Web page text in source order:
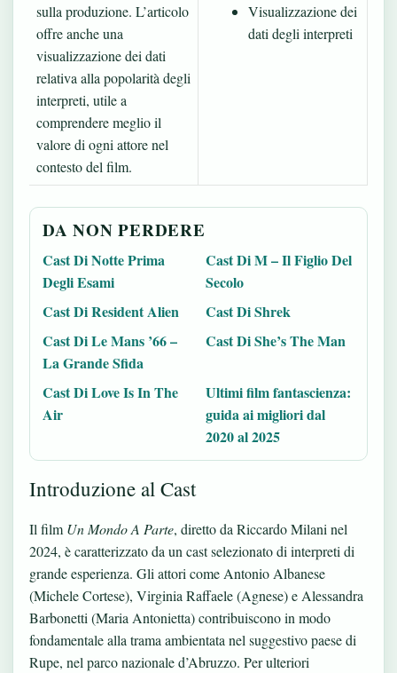
sulla produzione. L’articolo
offre anche una
visualizzazione dei dati
relativa alla popolarità degli
interpreti, utile a
comprendere meglio il
valore di ogni attore nel
contesto del film.
Visualizzazione dei
dati degli interpreti
DA NON PERDERE
Cast Di Notte Prima
Degli Esami
Cast Di M – Il Figlio Del
Secolo
Cast Di Resident Alien
Cast Di Shrek
Cast Di Le Mans ’66 –
La Grande Sfida
Cast Di She’s The Man
Cast Di Love Is In The
Air
Ultimi film fantascienza:
guida ai migliori dal
2020 al 2025
Introduzione al Cast
Il film Un Mondo A Parte, diretto da Riccardo Milani nel
2024, è caratterizzato da un cast selezionato di interpreti di
grande esperienza. Gli attori come Antonio Albanese
(Michele Cortese), Virginia Raffaele (Agnese) e Alessandra
Barbonetti (Maria Antonietta) contribuiscono in modo
fondamentale alla trama ambientata nel suggestivo paese di
Rupe, nel parco nazionale d’Abruzzo. Per ulteriori